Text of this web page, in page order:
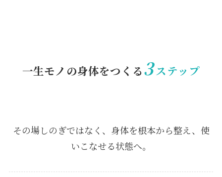
一生モノの身体をつくる3ステップ
その場しのぎではなく、身体を根本から整え、使
いこなせる状態へ。